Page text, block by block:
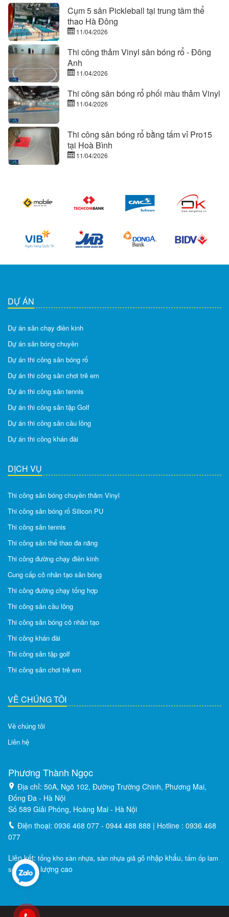
Cụm 5 sân Pickleball tại trung tâm thể
thao Hà Đông
11/04/2026
Thi công thảm Vinyl sân bóng rổ - Đông
Anh
11/04/2026
Thi công sân bóng rổ phối màu thảm Vinyl
11/04/2026
Thi công sân bóng rổ bằng tấm vỉ Pro15
tại Hoà Bình
11/04/2026
DỰ ÁN
Dự án sân chạy điền kinh
Dự án sân bóng chuyền
Dự án thi công sân bóng rổ
Dự án thi công sân chơi trẻ em
Dự án thi công sân tennis
Dự án thi công sân tập Golf
Dự án thi công sân cầu lông
Dự án thi công khán đài
DỊCH VỤ
Thi công sân bóng chuyền thảm Vinyl
Thi công sân bóng rổ Silicon PU
Thi công sân tennis
Thi công sân thể thao đa năng
Thi công đường chạy điền kinh
Cung cấp cỏ nhân tạo sân bóng
Thi công đường chạy tổng hợp
Thi công sân cầu lông
Thi công sân bóng cỏ nhân tạo
Thi công khán đài
Thi công sân tập golf
Thi công sân chơi trẻ em
VỀ CHÚNG TÔI
Về chúng tôi
Liên hệ
Phương Thành Ngọc
Địa chỉ: 50A, Ngõ 102, Đường Trường Chinh, Phương Mai,
Đống Đa - Hà Nội
Số 589 Giải Phóng, Hoàng Mai - Hà Nội
Điện thoại: 0936 468 077 - 0944 488 888 | Hotline : 0936 468
077
Liên kết: tổng kho sàn nhựa, sàn nhựa giả gỗ nhập khẩu, tấm ốp lam
sóngchất lượng cao